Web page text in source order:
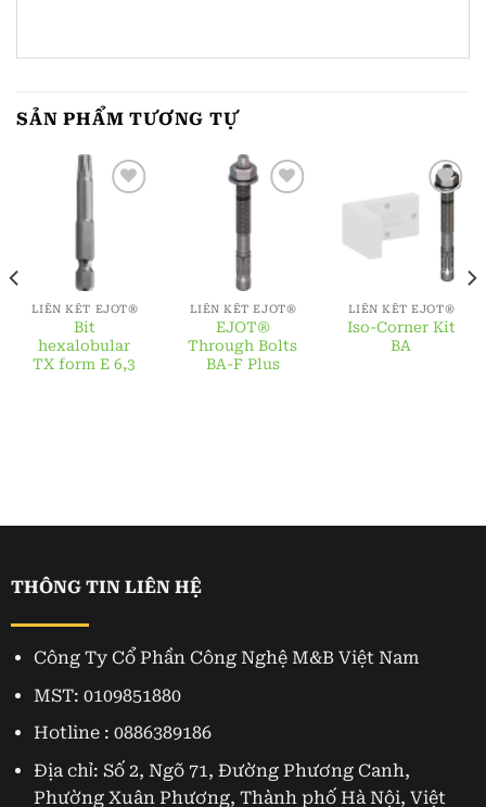
SẢN PHẨM TƯƠNG TỰ
LIÊN KẾT EJOT®
Bit
hexalobular
TX form E 6,3
LIÊN KẾT EJOT®
EJOT®
Through Bolts
BA-F Plus
LIÊN KẾT EJOT®
Iso-Corner Kit
BA
THÔNG TIN LIÊN HỆ
Công Ty Cổ Phần Công Nghệ M&B Việt Nam
MST: 0109851880
Hotline : 0886389186
Địa chỉ: Số 2, Ngõ 71, Đường Phương Canh,
Phường Xuân Phương, Thành phố Hà Nội, Việt